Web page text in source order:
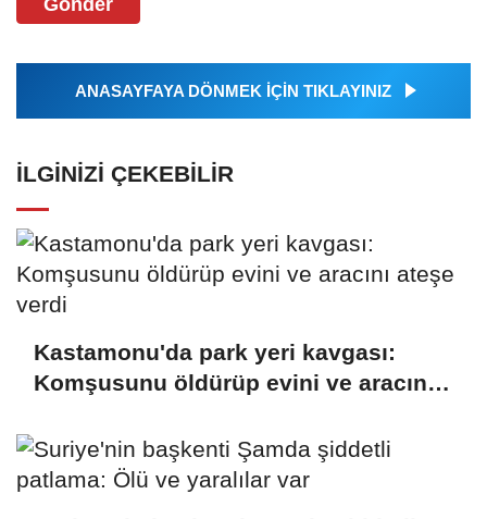
ANASAYFAYA DÖNMEK İÇİN TIKLAYINIZ
İLGINIZI ÇEKEBILIR
Kastamonu'da park yeri kavgası:
Komşusunu öldürüp evini ve aracını